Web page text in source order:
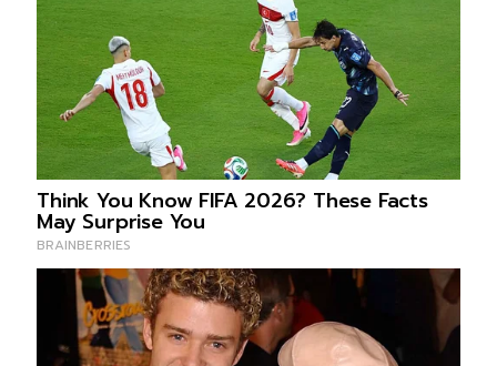
50.เขตสัมพันธวงศ์ 3 ราย
ขอบคุณข้อมูลจากThaiNews